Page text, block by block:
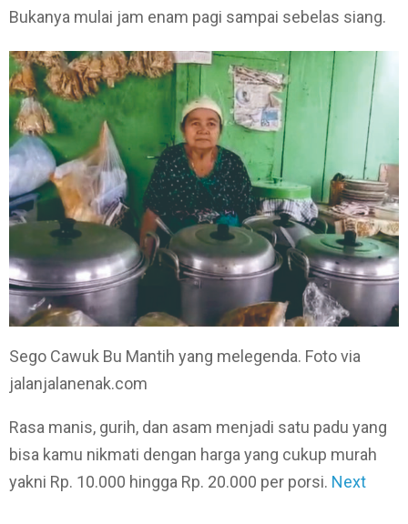
Bukanya mulai jam enam pagi sampai sebelas siang.
Sego Cawuk Bu Mantih yang melegenda. Foto via
jalanjalanenak.com
Rasa manis, gurih, dan asam menjadi satu padu yang
bisa kamu nikmati dengan harga yang cukup murah
yakni Rp. 10.000 hingga Rp. 20.000 per porsi. Next